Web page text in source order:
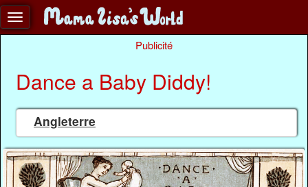
Publicité
Dance a Baby Diddy!
Angleterre